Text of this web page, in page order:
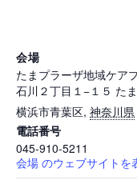
会場
たまプラーザ地域ケア
石川２丁目１−１５ た
横浜市青葉区, 神奈川県
電話番号
045-910-5211
会場 のウェブサイトを